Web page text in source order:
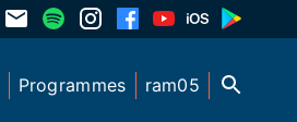
Programmes ram05